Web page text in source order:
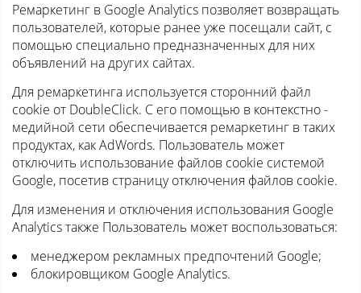
Ремаркетинг в Google Analytics позволяет возвращать
пользователей, которые ранее уже посещали сайт, с
помощью специально предназначенных для них
объявлений на других сайтах.
Для ремаркетинга используется сторонний файл
cookie от DoubleClick. С его помощью в контекстно -
медийной сети обеспечивается ремаркетинг в таких
продуктах, как AdWords. Пользователь может
отключить использование файлов cookie системой
Google, посетив страницу отключения файлов cookie.
Для изменения и отключения использования Google
Analytics также Пользователь может воспользоваться:
менеджером рекламных предпочтений Google;
блокировщиком Google Analytics.